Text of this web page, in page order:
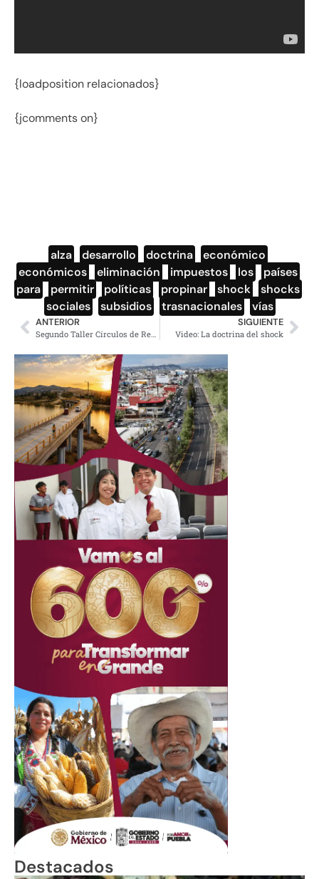
{loadposition relacionados}
{jcomments on}
alza desarrollo doctrina económico
económicos
eliminación impuestos los países
para
permitir políticas propinar shock shocks
sociales
subsidios trasnacionales vías
ANTERIOR SIGUIENTE
Video: La doctrina del shock
Destacados